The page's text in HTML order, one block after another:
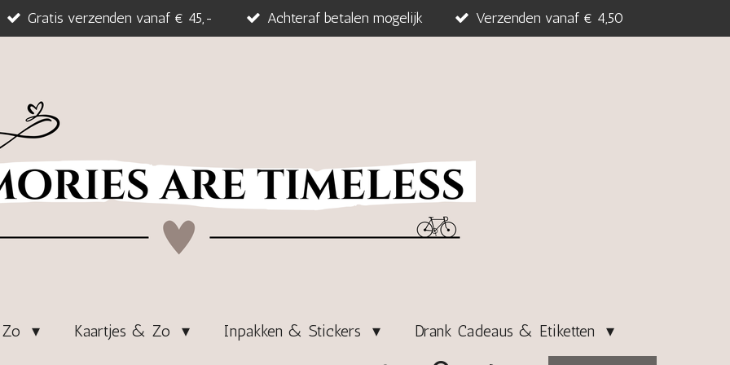
Gratis verzenden vanaf € 45,- Achteraf betalen mogelijk Verzenden vanaf € 4,50
Kaartjes & Zo Inpakken & Stickers Drank Cadeaus & Etiketten